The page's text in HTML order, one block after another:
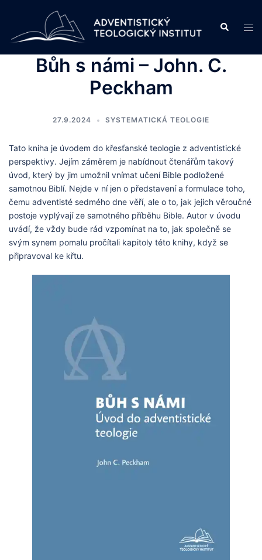
content
Search
Bůh s námi – John. C.
Peckham
27.9.2024 SYSTEMATICKÁ TEOLOGIE
Tato kniha je úvodem do křesťanské teologie z adventistické
perspektivy. Jejím záměrem je nabídnout čtenářům takový
úvod, který by jim umožnil vnímat učení Bible podložené
samotnou Biblí. Nejde v ní jen o představení a formulace toho,
čemu adventisté sedmého dne věří, ale o to, jak jejich věroučné
postoje vyplývají ze samotného příběhu Bible. Autor v úvodu
uvádí, že vždy bude rád vzpomínat na to, jak společně se
svým synem pomalu pročítali kapitoly této knihy, když se
připravoval ke křtu.